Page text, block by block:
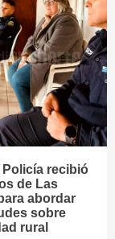
Policía recibió
de Las
abordar
sobre
rural